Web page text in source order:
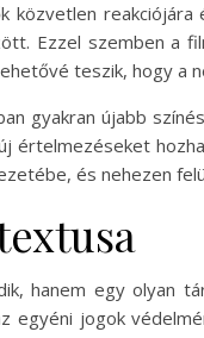
Ezzel szemben a
teszik, hogy a
gyakran újabb
és nehezen
hanem egy olyan
jogok